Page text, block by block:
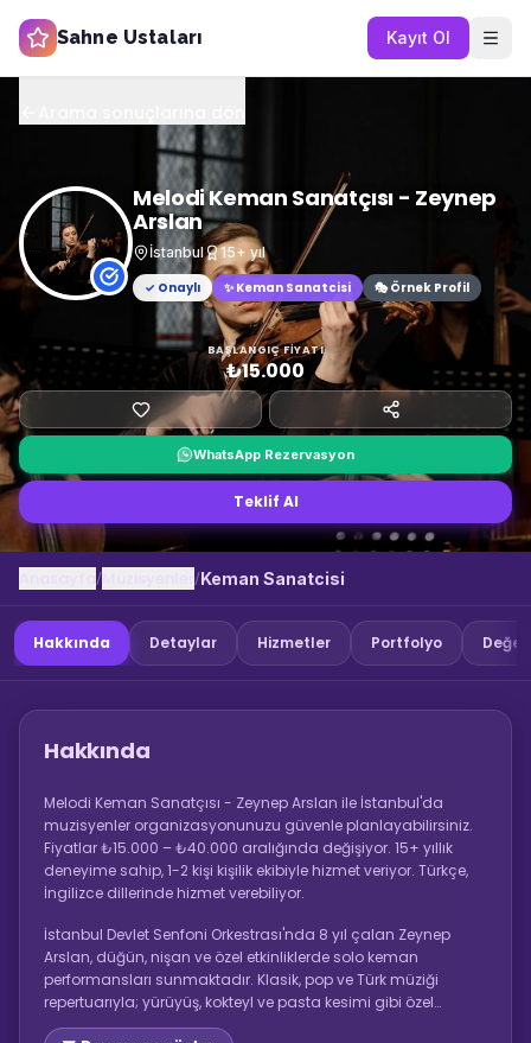
Sahne Ustaları Kayıt Ol
Melodi Keman Sanatçısı - Zeynep
Arslan
İstanbul 15+ yıl
✓ Onaylı
✨ Keman Sanatcisi 🎭 Örnek Profil
BAŞLANGIÇ FIYATI
₺15.000
WhatsApp Rezervasyon
Teklif Al
/ /Keman Sanatcisi
Hakkında Detaylar Hizmetler Portfolyo
Hakkında
Melodi Keman Sanatçısı - Zeynep Arslan ile İstanbul'da
muzisyenler organizasyonunuzu güvenle planlayabilirsiniz.
Fiyatlar ₺15.000 – ₺40.000 aralığında değişiyor. 15+ yıllık
deneyime sahip, 1-2 kişi kişilik ekibiyle hizmet veriyor. Türkçe,
İngilizce dillerinde hizmet verebiliyor.
İstanbul Devlet Senfoni Orkestrası'nda 8 yıl çalan Zeynep
Arslan, düğün, nişan ve özel etkinliklerde solo keman
performansları sunmaktadır. Klasik, pop ve Türk müziği
repertuarıyla; yürüyüş, kokteyl ve pasta kesimi gibi özel
anlarda canlı keman müziği icra eder.